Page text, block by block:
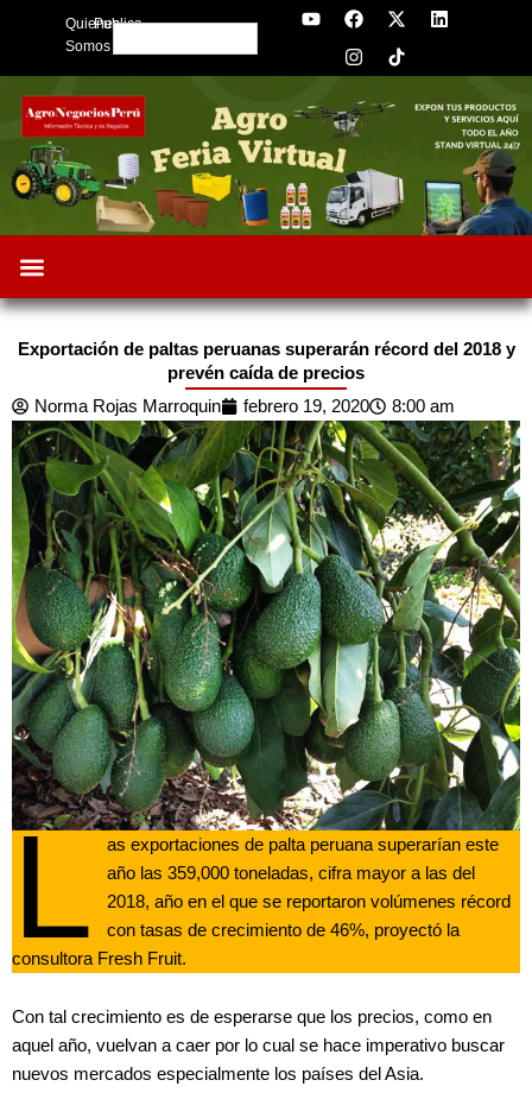
Quienes
Somos
Publica
Search
Y
o
b
e
F
a
c
e
o
o
k
X
-
t
w
t
L
i
d
n
I
n
s
t
g
r
a
Exportación de paltas peruanas superarán récord del 2018 y
prevén caída de precios
Norma Rojas Marroquin
febrero 19, 2020 8:00 am
L
as exportaciones de palta peruana superarían este
año las 359,000 toneladas, cifra mayor a las del
2018, año en el que se reportaron volúmenes récord
con tasas de crecimiento de 46%, proyectó la
consultora Fresh Fruit.
Con tal crecimiento es de esperarse que los precios, como en
aquel año, vuelvan a caer por lo cual se hace imperativo buscar
nuevos mercados especialmente los países del Asia.